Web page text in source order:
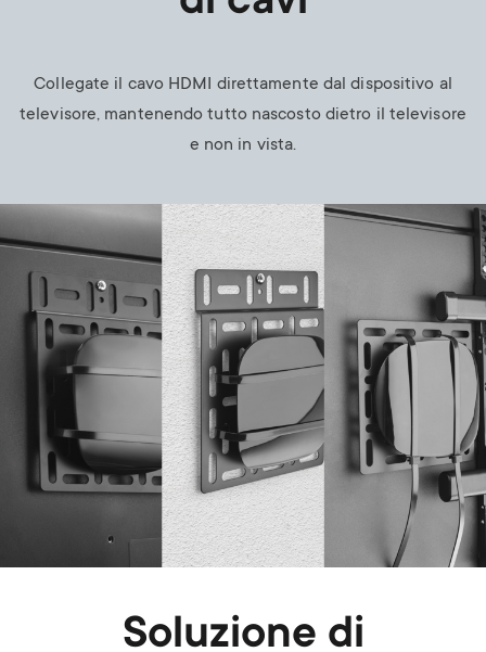
Collegate il cavo HDMI direttamente dal dispositivo al
televisore, mantenendo tutto nascosto dietro il televisore
e non in vista.
Image
Soluzione di